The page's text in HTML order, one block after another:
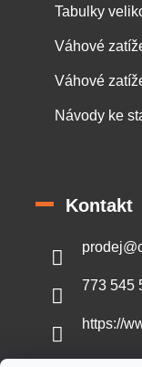
Tabulky
Váhové
Váhové
Návody ke
Kontakt
prodej@
773 545
https://